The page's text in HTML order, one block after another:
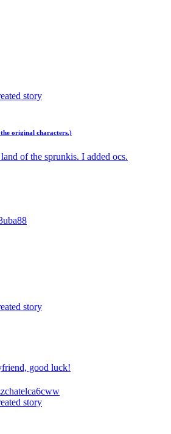
original characters.)
of the sprunkis. I added ocs.
good luck!